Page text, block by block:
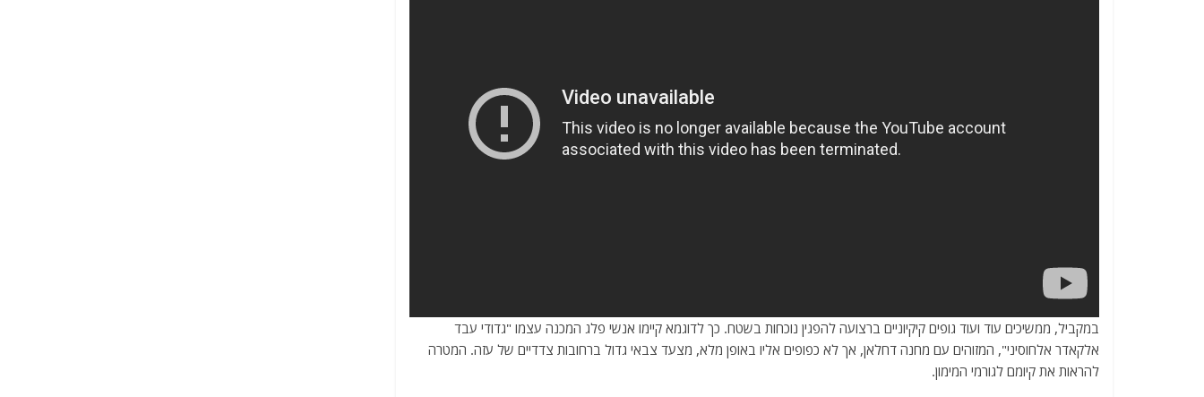
במקביל, ממשיכים עוד ועוד גופים קיקיוניים ברצועה להפגין נוכחות בשטח. כך לדוגמא קיימו אנשי פלג המכנה עצמו "גדודי עבד
אלקאדר אלחוסיני", המזוהים עם מחנה דחלאן, אך לא כפופים אליו באופן מלא, מצעד צבאי גדול ברחובות צדדיים של עזה. המטרה
להראות את קיומם לגורמי המימון.